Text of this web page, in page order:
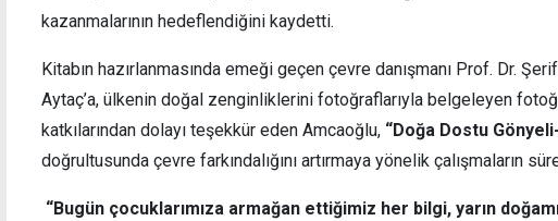
kazanmalarının hedeflendiğini kaydetti.
Kitabın hazırlanmasında emeği geçen çevre danışmanı Prof. Dr.
Aytaç’a, ülkenin doğal zenginliklerini fotoğraflarıyla belgeleyen
katkılarından dolayı teşekkür eden Amcaoğlu, “Doğa Dostu
doğrultusunda çevre farkındalığını artırmaya yönelik çalışmaların
“Bugün çocuklarımıza armağan ettiğimiz her bilgi, yarın